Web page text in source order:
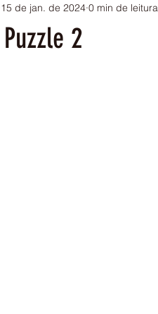
2
15 de jan. de 2024 0 min de leitura